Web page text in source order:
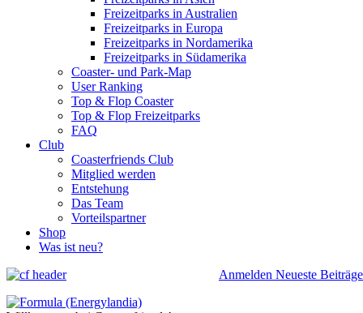
Freizeitparks in Australien
Freizeitparks in Europa
Freizeitparks in Nordamerika
Freizeitparks in Südamerika
Coaster- und Park-Map
User Ranking
Top & Flop Coaster
Top & Flop Freizeitparks
FAQ
Club
Coasterfriends Club
Mitglied werden
Entstehung
Das Team
Vorteilspartner
Shop
Was ist neu?
Anmelden Neueste Beiträge